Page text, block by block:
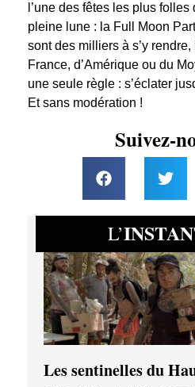
l’une des fêtes les plus
pleine lune : la Full Moon
sont des milliers à s’y
France, d’Amérique ou du
une seule règle : s’éclater
Et sans modération !
Suivez-
L’
Les sentinelles du